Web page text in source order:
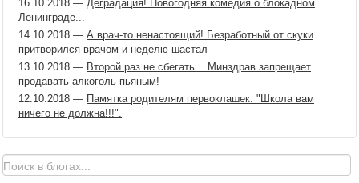
16.10.2018 — Деградация! Новогодняя комедия о блокадном
Ленинграде...
14.10.2018 — А врач-то ненастоящий! Безработный от скуки
притворился врачом и неделю шастал
13.10.2018 — Второй раз не сбегать... Минздрав запрещает
продавать алкоголь пьяным!
12.10.2018 — Памятка родителям первоклашек: "Школа вам
ничего не должна!!!".